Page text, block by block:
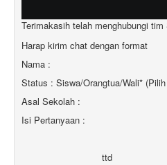
Terimakasih telah menghubungi
Harap kirim chat dengan format
Nama :
Status : Siswa/Orangtua/Wali*
Asal Sekolah :
Isi Pertanyaan :
ttd